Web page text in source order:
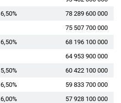
6,50%
78 289 600 000
75 507 700 000
6,50%
68 196 100 000
64 953 900 000
5,50%
60 422 100 000
6,50%
59 833 700 000
6,00%
57 928 100 000